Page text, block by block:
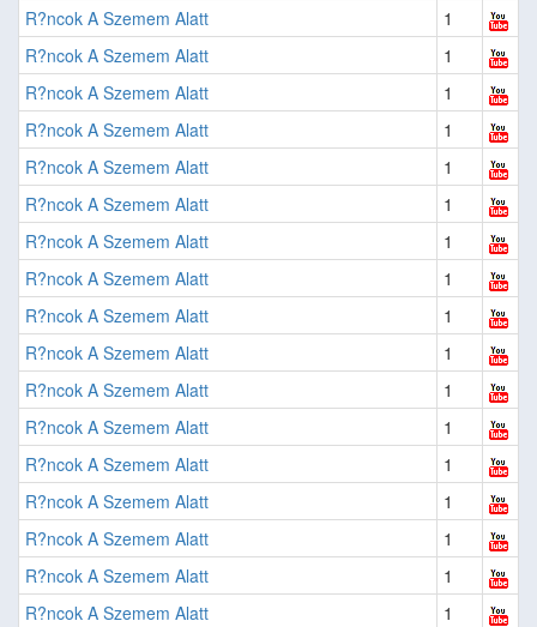
R?ncok A Szemem Alatt
1
R?ncok A Szemem Alatt
1
R?ncok A Szemem Alatt
1
R?ncok A Szemem Alatt
1
R?ncok A Szemem Alatt
1
R?ncok A Szemem Alatt
1
R?ncok A Szemem Alatt
1
R?ncok A Szemem Alatt
1
R?ncok A Szemem Alatt
1
R?ncok A Szemem Alatt
1
R?ncok A Szemem Alatt
1
R?ncok A Szemem Alatt
1
R?ncok A Szemem Alatt
1
R?ncok A Szemem Alatt
1
R?ncok A Szemem Alatt
1
R?ncok A Szemem Alatt
1
R?ncok A Szemem Alatt
1